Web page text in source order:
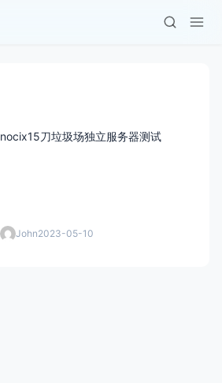
nocix15刀垃圾场独立服务器测试
John2023-05-10